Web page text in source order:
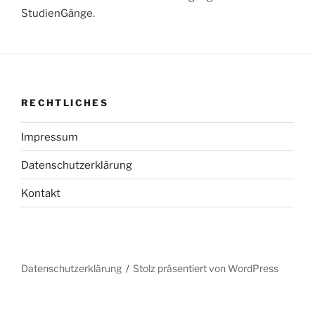
StudienGänge.
RECHTLICHES
Impressum
Datenschutzerklärung
Kontakt
Datenschutzerklärung Stolz präsentiert von WordPress